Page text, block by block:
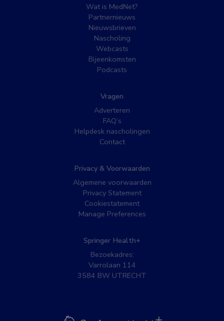
Wat is MedNet?
Partnernieuws
Nieuwsbrieven
Nascholing
Webcasts
Bijeenkomsten
Podcasts
Vragen
Adverteren
FAQ’s
Helpdesk nascholingen
Contact
Privacy & Voorwaarden
Algemene voorwaarden
Privacy Statement
Cookiestatement
Manage Preferences
Springer Health+
Bezoekadres:
Varrolaan 114
3584 BW UTRECHT